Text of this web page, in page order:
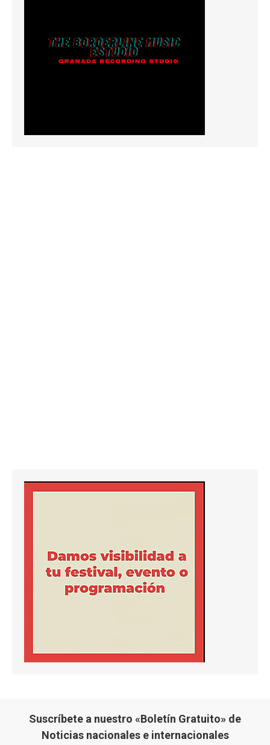
Suscríbete a nuestro «Boletín Gratuito» de
Noticias nacionales e internacionales